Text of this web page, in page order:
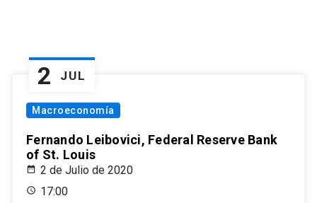
2 JUL
Macroeconomía
Fernando Leibovici, Federal Reserve Bank
of St. Louis
2 de Julio de 2020
17:00